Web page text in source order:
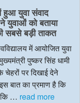
युवा संवाद
युवाओं को बताया
सबसे बड़ी ताकत
में आयोजित युवा
पुष्कर सिंह धामी
पर दिखाई देने
बात का प्रमाण है कि
कि … read more